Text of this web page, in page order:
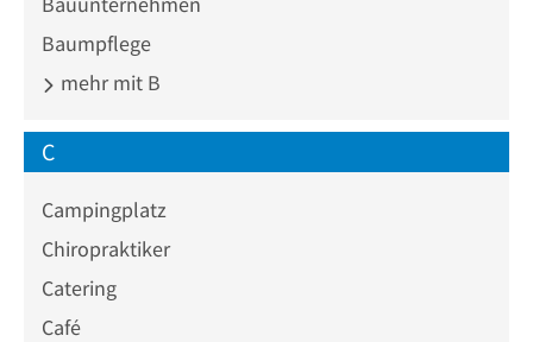
Baumpflege
mehr mit B
C
Campingplatz
Chiropraktiker
Catering
Café